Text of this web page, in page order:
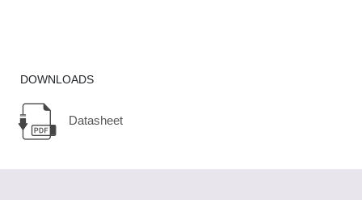
DOWNLOADS
Datasheet